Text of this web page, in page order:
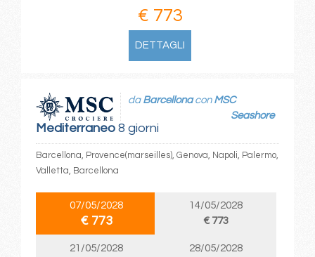
€ 773
DETTAGLI
Mediterraneo8 giorni
da Barcellonacon MSC
Seashore
Barcellona, Provence(marseilles), Genova, Napoli, Palermo,
Valletta, Barcellona
07/05/2028
€ 773
14/05/2028
€ 773
21/05/2028
28/05/2028